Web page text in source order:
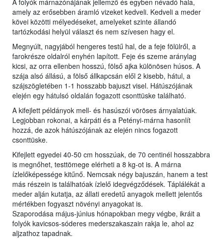
A folyók márnazónájának jellemző és egyben névadó hala,
amely az erősebben áramló vizeket kedveli. Kedveli a meder
kövei közötti mélyedéseket, amelyeket szinte állandó
tartózkodási helyül választ és nem szívesen hagy el.
Megnyúlt, nagyjából hengeres testű hal, de a feje fölülről, a
farokrésze oldalról enyhén lapított. Feje és szeme aránylag
kicsi, az orra ellenben hosszú, fölső ajka különösen húsos. A
szája alsó állású, a fölső állkapcsán elől 2 kisebb, hátul, a
szájszögletében 1-1 hosszabb bajuszt visel. Hátúszójának
elején egy hátulsó oldalán fogazott csonttüske található.
A kifejlett példányok mell- és hasúszói vöröses árnyalatúak.
Legjobban rokonai, a kárpáti és a Petényi-márna hasonlít
hozzá, de azok hátúszójának az elején nincs fogazott
csonttüske.
Kifejlett egyedei 40-50 cm hosszúak, de 70 centinél hosszabbra
is megnőhet, testtömege elérheti a 8 kg-ot is. A márna
ízlelőképessége kitűnő. Nemcsak négy bajuszán, hanem a test
más részein is találhatóak ízlelő idegvégződések. Táplálékát a
meder alján kutatja, az állati eredetű anyagok mellett jelentős
mértékben fogyaszt növényi anyagokat is.
Szaporodása május-június hónapokban megy végbe, ikráit a
folyók kavicsos-sóderes mederszakaszain rakja le, ahol az
aljzathoz tapadnak.